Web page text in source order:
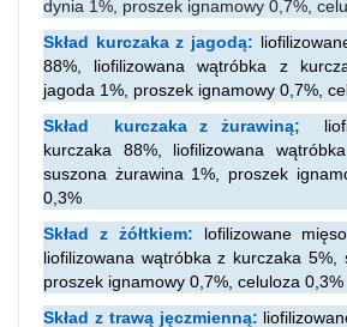
dynia 1%, proszek ignamowy 0,7%,
Skład kurczaka z jagodą:
88%, liofilizowana wątróbka z
jagoda 1%, proszek ignamowy 0,7%,
Skład kurczaka z żurawiną;
kurczaka 88%, liofilizowana
suszona żurawina 1%, proszek
0,3%
Skład z żółtkiem: lofilizowane
liofilizowana wątróbka z kurczaka 5%,
proszek ignamowy 0,7%, celuloza 0,3%
Skład z trawą jęczmienną: